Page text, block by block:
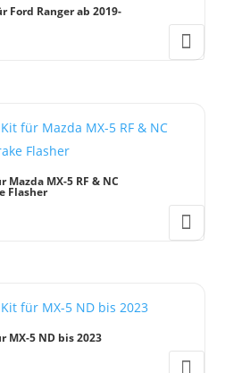
Ford Ranger ab 2019-
MX-5 RF & NC
Flasher
MX-5 ND bis 2023